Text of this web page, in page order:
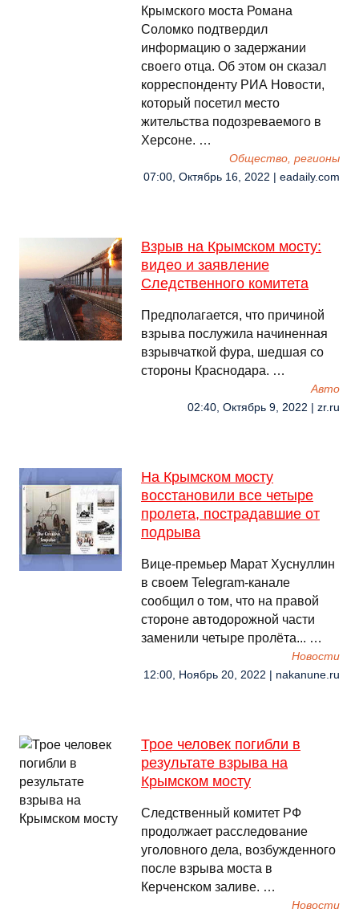
Крымского моста Романа
Соломко подтвердил
информацию о задержании
своего отца. Об этом он сказал
корреспонденту РИА Новости,
который посетил место
жительства подозреваемого в
Херсоне. …
Общество, регионы
07:00, Октябрь 16, 2022 | eadaily.com
Взрыв на Крымском мосту:
видео и заявление
Следственного комитета
Предполагается, что причиной
взрыва послужила начиненная
взрывчаткой фура, шедшая со
стороны Краснодара. …
Авто
02:40, Октябрь 9, 2022 | zr.ru
На Крымском мосту
восстановили все четыре
пролета, пострадавшие от
подрыва
Вице-премьер Марат Хуснуллин
в своем Telegram-канале
сообщил о том, что на правой
стороне автодорожной части
заменили четыре пролёта... …
Новости
12:00, Ноябрь 20, 2022 | nakanune.ru
Трое человек погибли в
результате взрыва на
Крымском мосту
Следственный комитет РФ
продолжает расследование
уголовного дела, возбужденного
после взрыва моста в
Керченском заливе. …
Новости